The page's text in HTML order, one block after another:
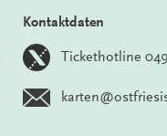
Kontaktdaten
Tickethotline